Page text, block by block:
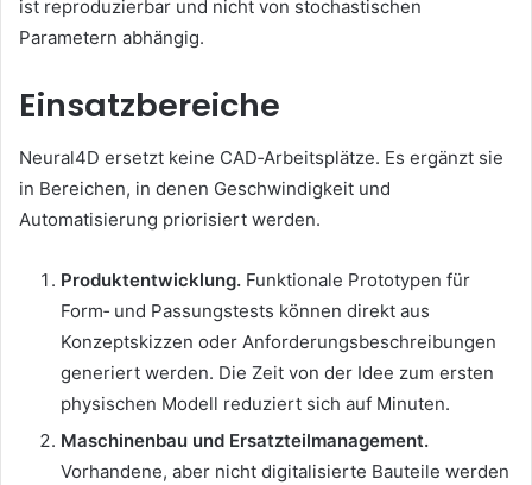
ist reproduzierbar und nicht von stochastischen
Parametern abhängig.
Einsatzbereiche
Neural4D ersetzt keine CAD‑Arbeitsplätze. Es ergänzt sie
in Bereichen, in denen Geschwindigkeit und
Automatisierung priorisiert werden.
Produktentwicklung. Funktionale Prototypen für
Form‑ und Passungstests können direkt aus
Konzeptskizzen oder Anforderungsbeschreibungen
generiert werden. Die Zeit von der Idee zum ersten
physischen Modell reduziert sich auf Minuten.
Maschinenbau und Ersatzteilmanagement.
Vorhandene, aber nicht digitalisierte Bauteile werden